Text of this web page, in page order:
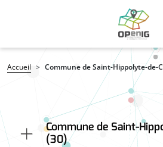
Fil d'Ariane
Accueil Commune de Saint-Hippolyte-de-
Commune de Saint-
(30)